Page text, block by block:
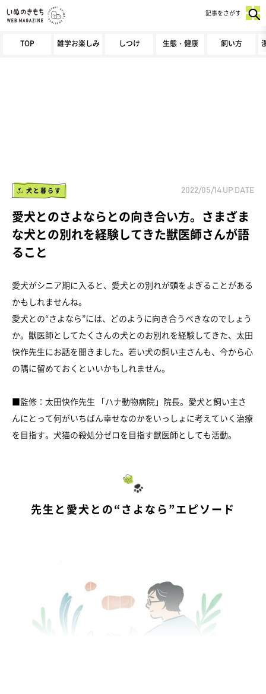
TOP 雑学お楽しみ しつけ 生態・健康 飼い方
記事をさがす
犬と暮らす 2022/05/14 UP DATE
愛犬とのさよならとの向き合い方。さまざま
な犬との別れを経験してきた獣医師さんが語
ること
愛犬がシニア期に入ると、愛犬との別れが頭をよぎることがある
かもしれませんね。
愛犬との“さよなら”には、どのように向き合うべきなのでしょう
か。獣医師としてたくさんの犬とのお別れを経験してきた、太田
快作先生にお話を聞きました。若い犬の飼い主さんも、今から心
の隅に留めておくといいかもしれません。
■監修：太田快作先生 「ハナ動物病院」院長。愛犬と飼い主さ
んにとって何がいちばん幸せなのかをいっしょに考えていく治療
を目指す。犬猫の殺処分ゼロを目指す獣医師としても活動。
先生と愛犬との“さよなら”エピソード